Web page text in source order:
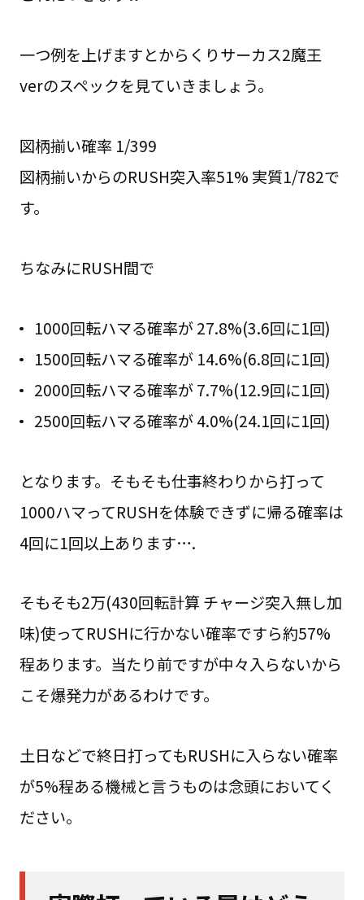
一つ例を上げますとからくりサーカス2魔王
verのスペックを見ていきましょう。
図柄揃い確率 1/399
図柄揃いからのRUSH突入率51% 実質1/782で
す。
ちなみにRUSH間で
1000回転ハマる確率が 27.8%(3.6回に1回)
1500回転ハマる確率が 14.6%(6.8回に1回)
2000回転ハマる確率が 7.7%(12.9回に1回)
2500回転ハマる確率が 4.0%(24.1回に1回)
となります。そもそも仕事終わりから打って
1000ハマってRUSHを体験できずに帰る確率は
4回に1回以上あります….
そもそも2万(430回転計算 チャージ突入無し加
味)使ってRUSHに行かない確率ですら約57%
程あります。当たり前ですが中々入らないから
こそ爆発力があるわけです。
土日などで終日打ってもRUSHに入らない確率
が5%程ある機械と言うものは念頭においてく
ださい。